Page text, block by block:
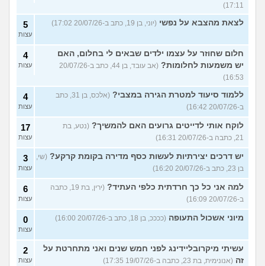
17:11)
לצאת מהצבא על נפשי (יוני, בן 19, כתב ב-20/07/26 17:02) 5
עצות
חלום שחוזר על עצמו ילדים שבאים לי בחלום, האם
יש משמעות לחלומות?
(אב עובד, בן 44, כתב ב-20/07/26
16:53)
4
עצות
ללמוד סיעוד למטרת הגירה במצבי?
(אלכס, בן 31, כתב
ב-20/07/26 16:42)
4
עצות
לוקח אותי לדייטים גרועים האם להמשיך? (נטע, בת
21, כתבה ב-20/07/26 16:31)
17
עצות
יש דרכים יצירתיות לעשות כסף מדירה בקומת קרקע? (שי,
בן 23, כתב ב-20/07/26 16:20)
3
עצות
למה אני כל כך חרדתית כלפי העתיד?
(ירין, בת 19, כתבה
ב-20/07/26 16:09)
6
עצות
מיוני אשכול התעופה (ככככ, בן 18, כתב ב-20/07/26 16:00) 0
עצות
עשיתי מיקרובליידינג לפני חמש שנים ואני מתחרטת על
זה (אנונימית, בת 23, כתבה ב-19/07/26 17:35)
2
עצות